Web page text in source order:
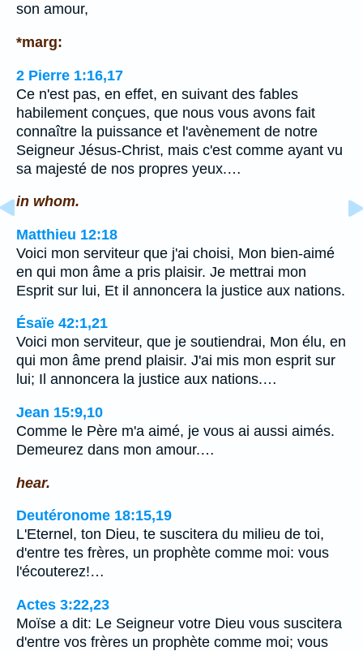
son amour,
*marg:
2 Pierre 1:16,17
Ce n'est pas, en effet, en suivant des fables
habilement conçues, que nous vous avons fait
connaître la puissance et l'avènement de notre
Seigneur Jésus-Christ, mais c'est comme ayant vu
sa majesté de nos propres yeux.…
in whom.
Matthieu 12:18
Voici mon serviteur que j'ai choisi, Mon bien-aimé
en qui mon âme a pris plaisir. Je mettrai mon
Esprit sur lui, Et il annoncera la justice aux nations.
Ésaïe 42:1,21
Voici mon serviteur, que je soutiendrai, Mon élu, en
qui mon âme prend plaisir. J'ai mis mon esprit sur
lui; Il annoncera la justice aux nations.…
Jean 15:9,10
Comme le Père m'a aimé, je vous ai aussi aimés.
Demeurez dans mon amour.…
hear.
Deutéronome 18:15,19
L'Eternel, ton Dieu, te suscitera du milieu de toi,
d'entre tes frères, un prophète comme moi: vous
l'écouterez!…
Actes 3:22,23
Moïse a dit: Le Seigneur votre Dieu vous suscitera
d'entre vos frères un prophète comme moi; vous